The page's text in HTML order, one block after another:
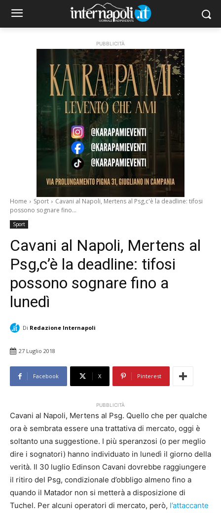
PUBBLICITÀ
Home Sport
Cavani al Napoli, Mertens al Psg,c'è la deadline: tifosi
possono sognare fino...
Sport
Cavani al Napoli, Mertens al
Psg,c’è la deadline: tifosi
possono sognare fino a
lunedì
Di Redazione Internapoli
27 Luglio 2018
Facebook X Pinterest
PUBBLICITÀ
Cavani al Napoli, Mertens al Psg. Quello che per qualche
ora è sembrata essere una trattativa di mercato, oggi è
soltanto una suggestione. I più speranzosi (o per meglio
dire i sognatori) hanno individuato in lunedì il giorno della
verità. Il 30 luglio Edinson Cavani dovrebbe raggiungere
il ritiro del Psg, condizionale d’obbligo almeno fino a
quando il Matador non si metterà a disposizione di
Tuchel. Per alcuni operatori di mercato, però, l’attaccante